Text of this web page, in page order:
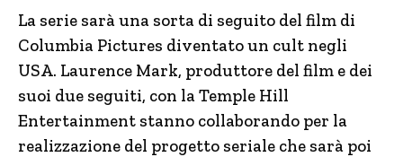
La serie sarà una sorta di seguito del film di
Columbia Pictures diventato un cult negli
USA. Laurence Mark, produttore del film e dei
suoi due seguiti, con la Temple Hill
Entertainment stanno collaborando per la
realizzazione del progetto seriale che sarà poi